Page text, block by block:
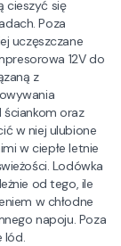
cieszyć się
Poza
uczęszczane
12V do
z
ściankom oraz
w niej ulubione
w ciepłe letnie
Lodówka
od tego, ile
w chłodne
napoju. Poza